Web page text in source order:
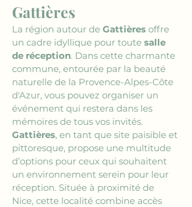
Gattières
La région autour de Gattières offre
un cadre idyllique pour toute salle
de réception. Dans cette charmante
commune, entourée par la beauté
naturelle de la Provence-Alpes-Côte
d'Azur, vous pouvez organiser un
événement qui restera dans les
mémoires de tous vos invités.
Gattières, en tant que site paisible et
pittoresque, propose une multitude
d’options pour ceux qui souhaitent
un environnement serein pour leur
réception. Située à proximité de
Nice, cette localité combine accès